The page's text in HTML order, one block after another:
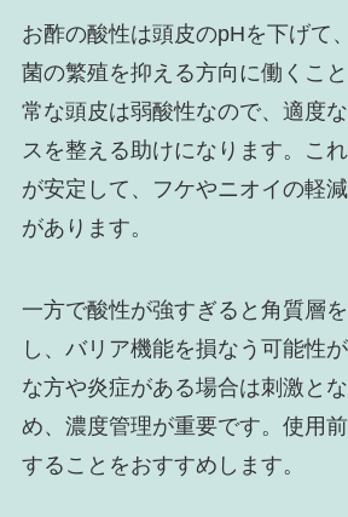
お酢の酸性は頭皮のpHを下げて
菌の繁殖を抑える方向に働くこ
常な頭皮は弱酸性なので、適度
スを整える助けになります。こ
が安定して、フケやニオイの軽
があります。
一方で酸性が強すぎると角質層
し、バリア機能を損なう可能性
な方や炎症がある場合は刺激と
め、濃度管理が重要です。使用
することをおすすめします。